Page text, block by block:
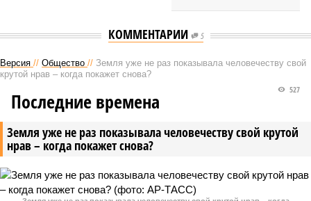
КОММЕНТАРИИ 5
Версия // Общество // Земля уже не раз показывала человечеству свой
крутой нрав – когда покажет снова?
Земля уже не раз показывала человечеству свой крутой
нрав – когда покажет снова?
527
Последние времена